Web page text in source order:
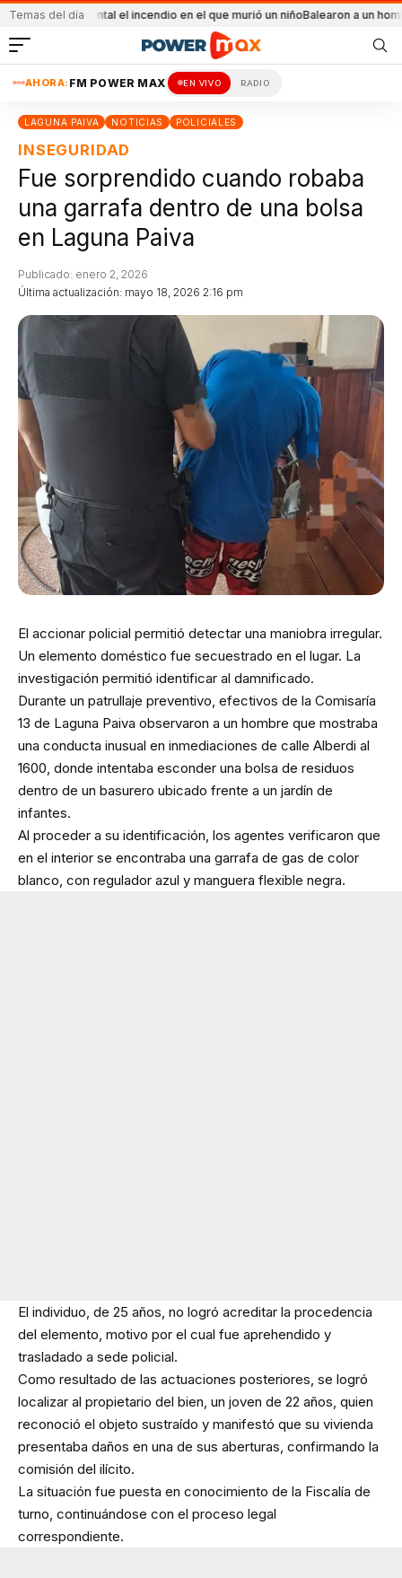
Temas del díael incendio en el que murió un niñoBalearon a un hombre en un
AHORA: FM POWER MAX EN VIVO RADIO
LAGUNA PAIVA NOTICIAS POLICIALES
INSEGURIDAD
Fue sorprendido cuando robaba
una garrafa dentro de una bolsa
en Laguna Paiva
Última actualización: mayo 18, 2026 2:16 pm
Publicado: enero 2, 2026
El accionar policial permitió detectar una maniobra irregular.
Un elemento doméstico fue secuestrado en el lugar. La
investigación permitió identificar al damnificado.
Durante un patrullaje preventivo, efectivos de la Comisaría
13 de Laguna Paiva observaron a un hombre que mostraba
una conducta inusual en inmediaciones de calle Alberdi al
1600, donde intentaba esconder una bolsa de residuos
dentro de un basurero ubicado frente a un jardín de
infantes.
Al proceder a su identificación, los agentes verificaron que
en el interior se encontraba una garrafa de gas de color
blanco, con regulador azul y manguera flexible negra.
El individuo, de 25 años, no logró acreditar la procedencia
del elemento, motivo por el cual fue aprehendido y
trasladado a sede policial.
Como resultado de las actuaciones posteriores, se logró
localizar al propietario del bien, un joven de 22 años, quien
reconoció el objeto sustraído y manifestó que su vivienda
presentaba daños en una de sus aberturas, confirmando la
comisión del ilícito.
La situación fue puesta en conocimiento de la Fiscalía de
turno, continuándose con el proceso legal
correspondiente.